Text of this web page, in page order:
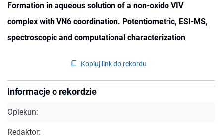
Formation in aqueous solution of a non-oxido VIV
complex with VN6 coordination. Potentiometric, ESI-MS,
spectroscopic and computational characterization
Kopiuj link do rekordu
Informacje o rekordzie
Opiekun:
Redaktor: